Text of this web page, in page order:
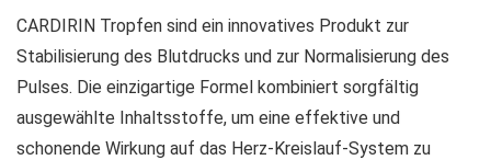
CARDIRIN Tropfen sind ein innovatives Produkt zur
Stabilisierung des Blutdrucks und zur Normalisierung des
Pulses. Die einzigartige Formel kombiniert sorgfältig
ausgewählte Inhaltsstoffe, um eine effektive und
schonende Wirkung auf das Herz-Kreislauf-System zu